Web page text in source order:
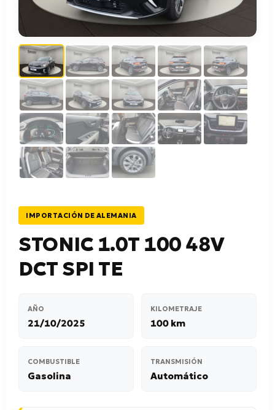
IMPORTACIÓN DE ALEMANIA
STONIC 1.0T 100 48V
DCT SPI TE
AÑO
21/10/2025
KILOMETRAJE
100 km
COMBUSTIBLE
Gasolina
TRANSMISIÓN
Automático